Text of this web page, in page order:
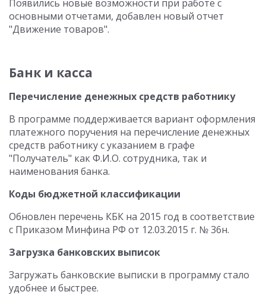
Появились новые возможности при работе с
основными отчетами, добавлен новый отчет
"Движение товаров".
Банк и касса
Перечисление денежных средств работнику
В программе поддерживается вариант оформления
платежного поручения на перечисление денежных
средств работнику с указанием в графе
"Получатель" как Ф.И.О. сотрудника, так и
наименования банка.
Коды бюджетной классификации
Обновлен перечень КБК на 2015 год в соответствие
с Приказом Минфина РФ от 12.03.2015 г. № 36н.
Загрузка банковских выписок
Загружать банковские выписки в программу стало
удобнее и быстрее.